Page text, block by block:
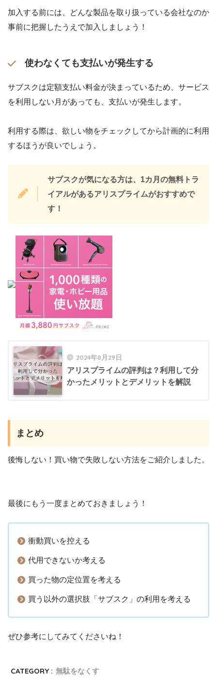
加入する前には、どんな製品を取り扱っている会社なのか
事前に把握したうえで加入しましょう！
使わなくても支払いが発生する
サブスクは定額支払い料金が決まっているため、サービス
を利用しない月があっても、支払いが発生します。
利用する際は、欲しい物をチェックしてから計画的に利用
するほうが良いでしょう。
サブスクが気になる方は、1カ月の無料トラ
イアルがあるアリスプライムがおすすめで
す！
2024年8月29日
アリスプライムの評判は？利用して分
かったメリットとデメリットを解説
まとめ
後悔しない！買い物で失敗しない方法をご紹介しました。
最後にもう一度まとめておきましょう！
衝動買いを控える
代用できないか考える
買った物の定位置を考える
買う以外の選択肢「サブスク」の利用を考える
ぜひ参考にしてみてくださいね！
CATEGORY : 無駄をなくす